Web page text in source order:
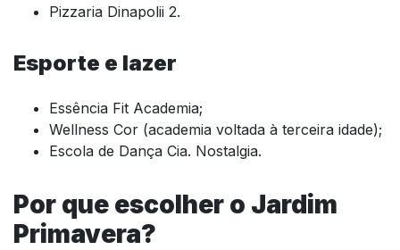
Pizzaria Dinapolii 2.
Esporte e lazer
Essência Fit Academia;
Wellness Cor (academia voltada à terceira idade);
Escola de Dança Cia. Nostalgia.
Por que escolher o Jardim
Primavera?